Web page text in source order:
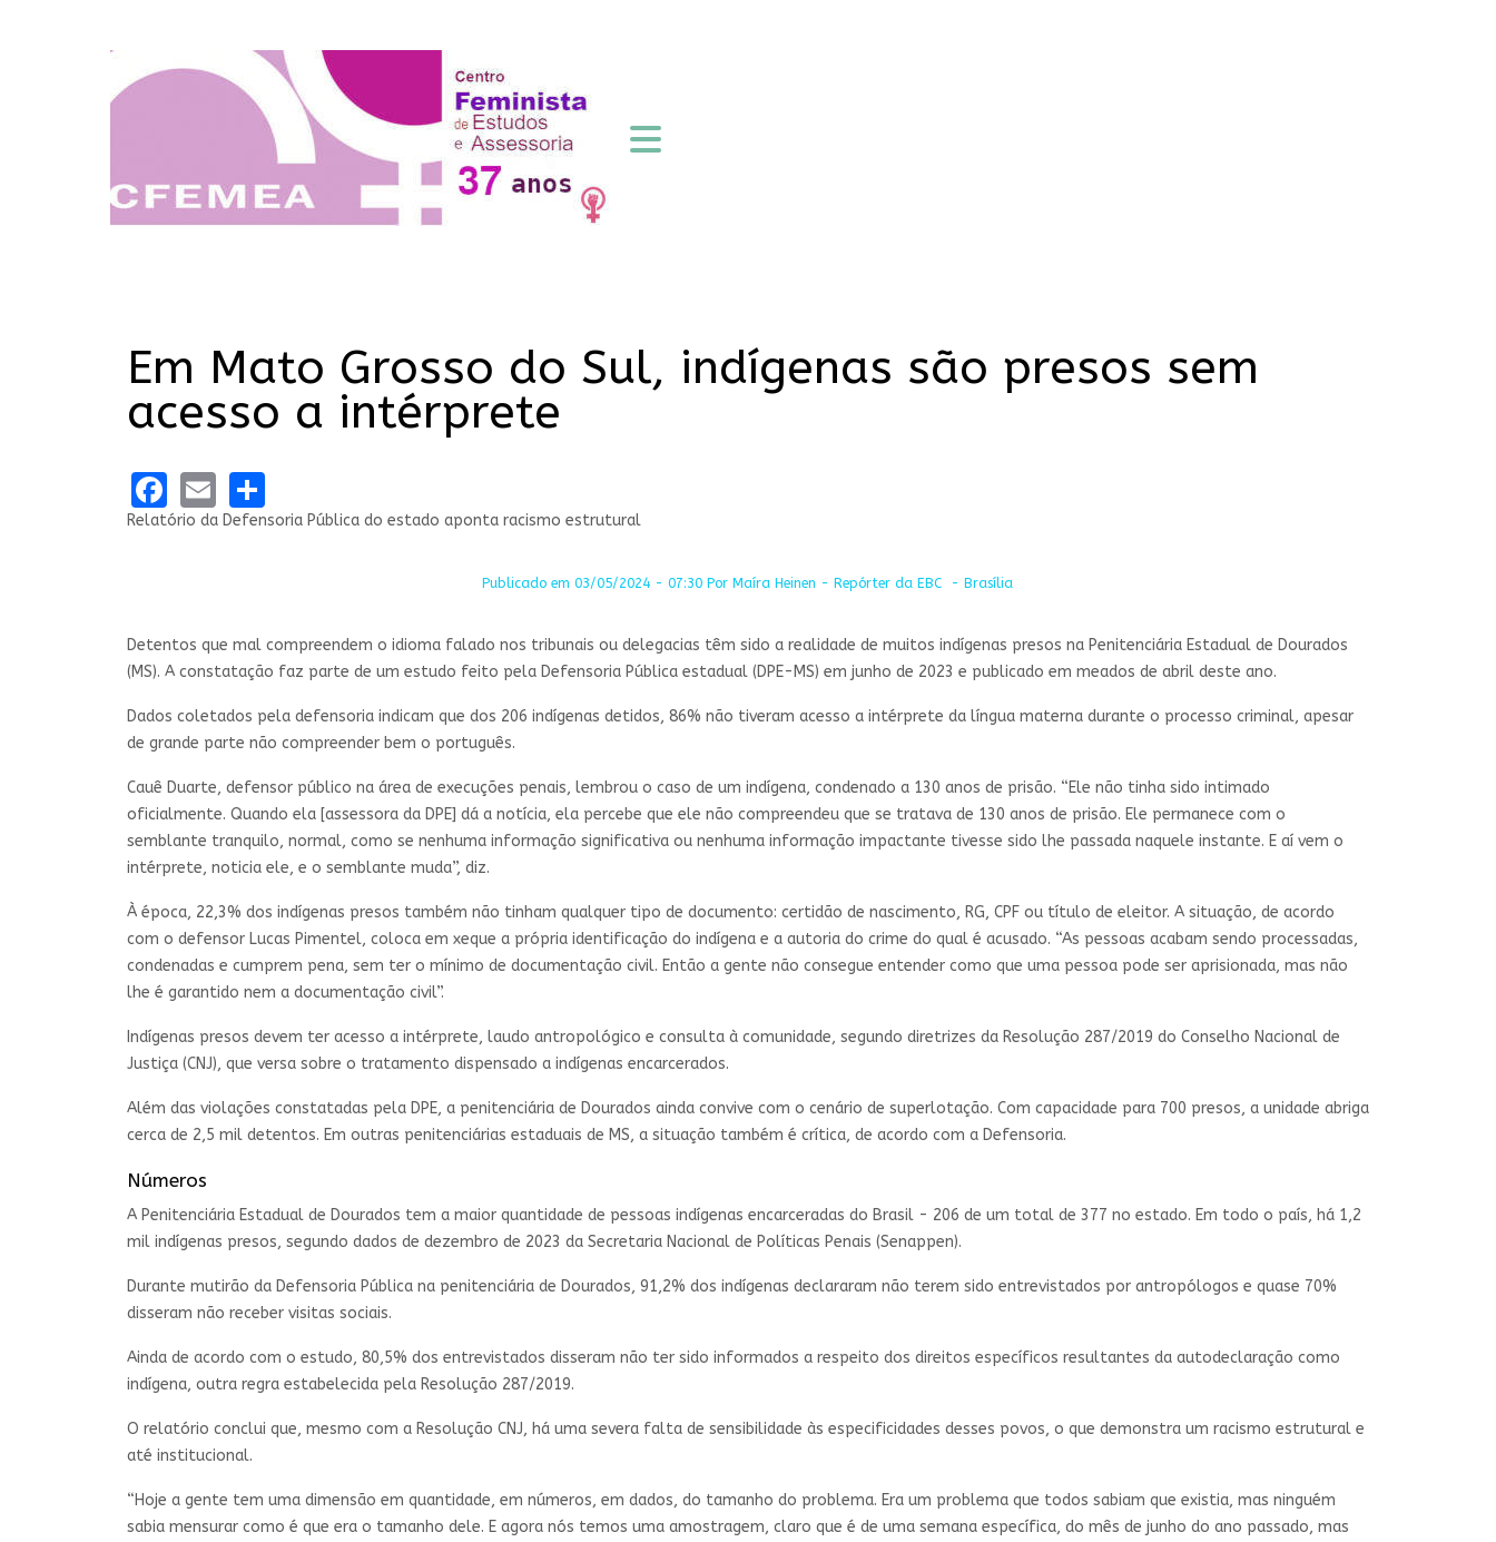
Em Mato Grosso do Sul, indígenas são presos sem
acesso a intérprete
Facebook
Email
Relatório da Defensoria Pública do estado aponta racismo estrutural
Publicado em 03/05/2024 - 07:30 Por Maíra Heinen - Repórter da EBC - Brasília
Detentos que mal compreendem o idioma falado nos tribunais ou delegacias têm sido a realidade de muitos indígenas presos na Penitenciária Estadual de Dourados
(MS). A constatação faz parte de um estudo feito pela Defensoria Pública estadual (DPE-MS) em junho de 2023 e publicado em meados de abril deste ano.
Dados coletados pela defensoria indicam que dos 206 indígenas detidos, 86% não tiveram acesso a intérprete da língua materna durante o processo criminal, apesar
de grande parte não compreender bem o português.
Cauê Duarte, defensor público na área de execuções penais, lembrou o caso de um indígena, condenado a 130 anos de prisão. “Ele não tinha sido intimado
oficialmente. Quando ela [assessora da DPE] dá a notícia, ela percebe que ele não compreendeu que se tratava de 130 anos de prisão. Ele permanece com o
semblante tranquilo, normal, como se nenhuma informação significativa ou nenhuma informação impactante tivesse sido lhe passada naquele instante. E aí vem o
intérprete, noticia ele, e o semblante muda”, diz.
À época, 22,3% dos indígenas presos também não tinham qualquer tipo de documento: certidão de nascimento, RG, CPF ou título de eleitor. A situação, de acordo
com o defensor Lucas Pimentel, coloca em xeque a própria identificação do indígena e a autoria do crime do qual é acusado. “As pessoas acabam sendo processadas,
condenadas e cumprem pena, sem ter o mínimo de documentação civil. Então a gente não consegue entender como que uma pessoa pode ser aprisionada, mas não
lhe é garantido nem a documentação civil”.
Indígenas presos devem ter acesso a intérprete, laudo antropológico e consulta à comunidade, segundo diretrizes da Resolução 287/2019 do Conselho Nacional de
Justiça (CNJ), que versa sobre o tratamento dispensado a indígenas encarcerados.
Além das violações constatadas pela DPE, a penitenciária de Dourados ainda convive com o cenário de superlotação. Com capacidade para 700 presos, a unidade abriga
cerca de 2,5 mil detentos. Em outras penitenciárias estaduais de MS, a situação também é crítica, de acordo com a Defensoria.
Números
A Penitenciária Estadual de Dourados tem a maior quantidade de pessoas indígenas encarceradas do Brasil - 206 de um total de 377 no estado. Em todo o país, há 1,2
mil indígenas presos, segundo dados de dezembro de 2023 da Secretaria Nacional de Políticas Penais (Senappen).
Durante mutirão da Defensoria Pública na penitenciária de Dourados, 91,2% dos indígenas declararam não terem sido entrevistados por antropólogos e quase 70%
disseram não receber visitas sociais.
Ainda de acordo com o estudo, 80,5% dos entrevistados disseram não ter sido informados a respeito dos direitos específicos resultantes da autodeclaração como
indígena, outra regra estabelecida pela Resolução 287/2019.
O relatório conclui que, mesmo com a Resolução CNJ, há uma severa falta de sensibilidade às especificidades desses povos, o que demonstra um racismo estrutural e
até institucional.
“Hoje a gente tem uma dimensão em quantidade, em números, em dados, do tamanho do problema. Era um problema que todos sabiam que existia, mas ninguém
sabia mensurar como é que era o tamanho dele. E agora nós temos uma amostragem, claro que é de uma semana específica, do mês de junho do ano passado, mas